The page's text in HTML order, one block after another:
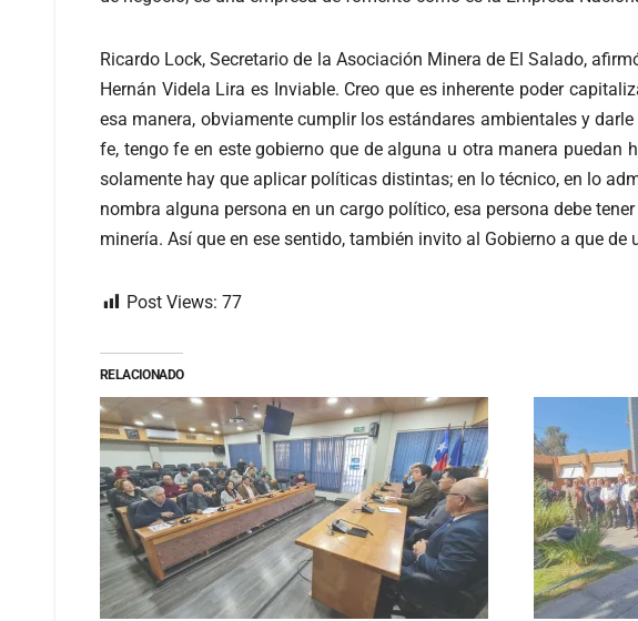
Ricardo Lock, Secretario de la Asociación Minera de El Salado,
Hernán Videla Lira es Inviable. Creo que es inherente poder
esa manera, obviamente cumplir los estándares ambientales y
fe, tengo fe en este gobierno que de alguna u otra manera puedan
solamente hay que aplicar políticas distintas; en lo técnico, en lo
nombra alguna persona en un cargo político, esa persona debe
minería. Así que en ese sentido, también invito al Gobierno a que
Post Views: 77
RELACIONADO